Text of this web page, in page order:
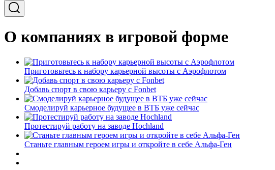
О компаниях в игровой форме
Приготовьтесь к набору карьерной высоты с Аэрофлотом
Добавь спорт в свою карьеру с Fonbet
Смоделируй карьерное будущее в ВТБ уже сейчас
Протестируй работу на заводе Hochland
Станьте главным героем игры и откройте в себе Альфа-Ген